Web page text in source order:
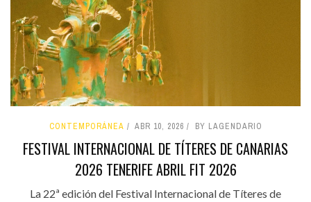
CONTEMPORÁNEA ABR 10, 2026 BY LAGENDARIO
FESTIVAL INTERNACIONAL DE TÍTERES DE CANARIAS
2026 TENERIFE ABRIL FIT 2026
La 22ª edición del Festival Internacional de Títeres de